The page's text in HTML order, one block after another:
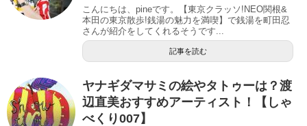
こんにちは、pineです。【東京クラッソ!NEO関根&
本田の東京散歩!銭湯の魅力を満喫】で銭湯を町田忍
さんが紹介をしてくれるそうです...
記事を読む
ヤナギダマサミの絵やタトゥーは？渡
辺直美おすすめアーティスト！【しゃ
べくり007】